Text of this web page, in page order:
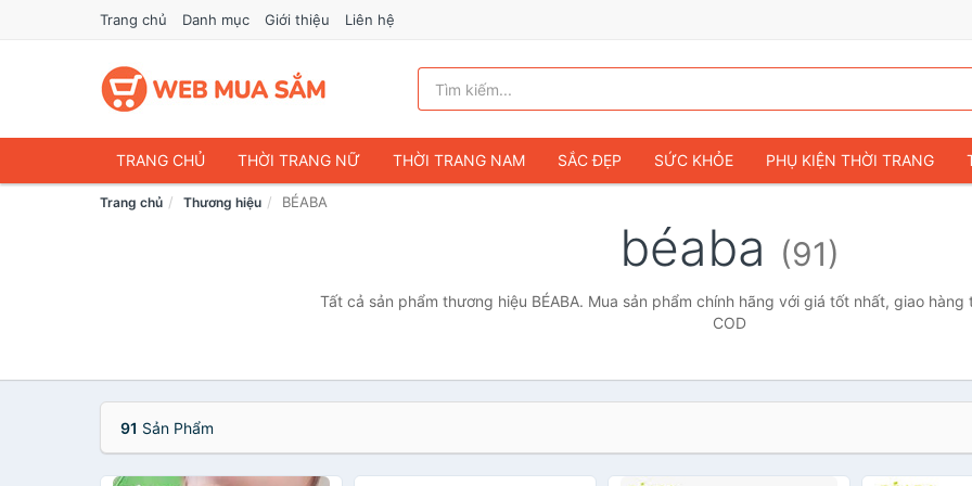
Trang chủ Danh mục Giới thiệu Liên hệ
TRANG CHỦ THỜI TRANG NỮ THỜI TRANG NAM SẮC ĐẸP SỨC KHỎE PHỤ KIỆN THỜI TRANG
ĐIỆN THOẠI & PHỤ KIỆN DU LỊCH & HÀNH LÝ
THỜI TRANG TRẺ EM & TRẺ SƠ SINH GAMING & CONSOLE
VĂN PHÒNG PHẨM SỞ THÍCH & SƯU TẦM Ô TÔ MÔ TÔ, XE MÁY SÁCH &
Trang chủ Thương hiệu BÉABA
béaba (91)
Tất cả sản phẩm thương hiệu BÉABA. Mua sản phẩm chính hãng với giá tốt nhất, giao hàng
COD
91 Sản Phẩm